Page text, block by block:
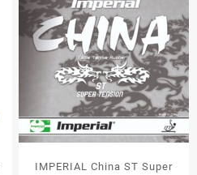
IMPERIAL China ST Super